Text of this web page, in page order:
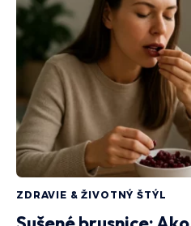
ZDRAVIE & ŽIVOTNÝ ŠTÝL